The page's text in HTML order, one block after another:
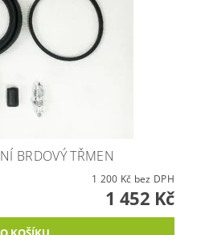
BRDOVÝ TŘMEN
1 200 Kč bez DPH
1 452 Kč